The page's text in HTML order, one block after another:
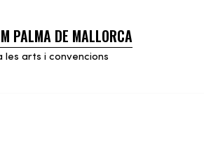
PALMA DE MALLORCA
les arts i convencions